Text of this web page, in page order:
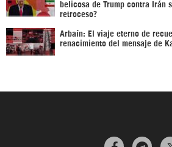
belicosa de Trump contra Irán
retroceso?
Arbaín: El viaje eterno de
renacimiento del mensaje de